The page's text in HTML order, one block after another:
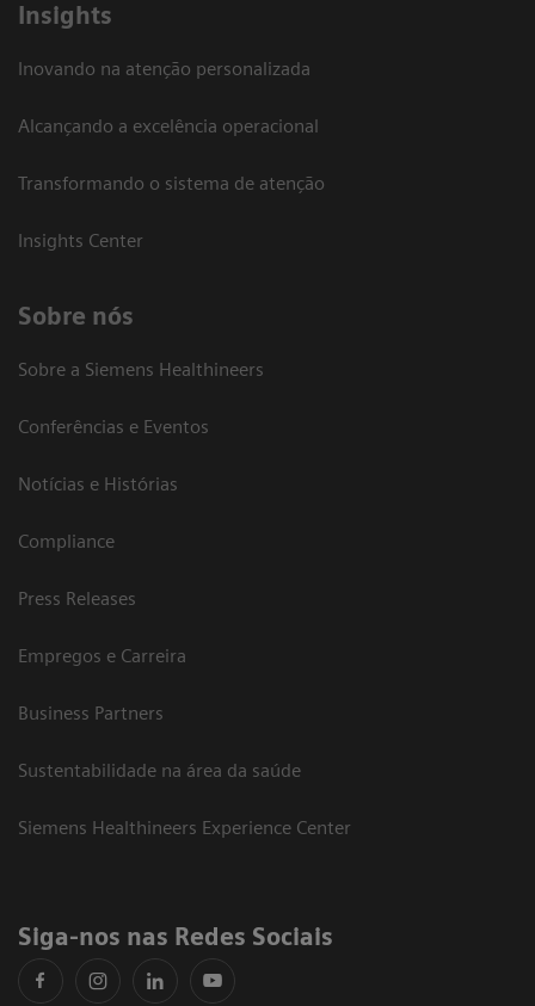
Insights
Inovando na atenção personalizada
Alcançando a excelência operacional
Transformando o sistema de atenção
Insights Center
Sobre nós
Sobre a Siemens Healthineers
Conferências e Eventos
Notícias e Histórias
Compliance
Press Releases
Empregos e Carreira
Business Partners
Sustentabilidade na área da saúde
Siemens Healthineers Experience Center
Siga-nos nas Redes Sociais